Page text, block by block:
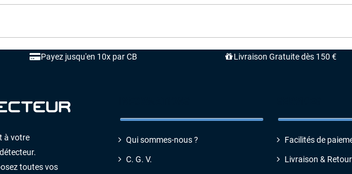
Payez jusqu'en 10x par CB Livraison Gratuite dès 150 €
à votre
toutes vos
Qui sommes-nous ?
C. G. V.
Facilités de
Livraison & Retour